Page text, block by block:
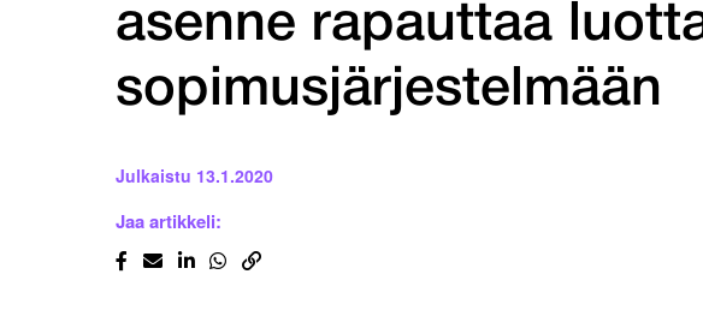
asenne rapauttaa
sopimusjärjestelmään
Julkaistu 13.1.2020
Jaa artikkeli: